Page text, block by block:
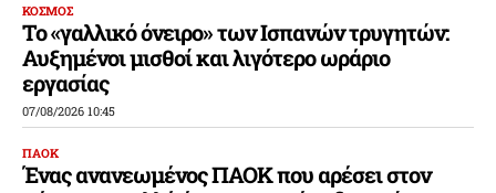
ΚΟΣΜΟΣ
Το «γαλλικό όνειρο» των Ισπανών τρυγητών:
Αυξημένοι μισθοί και λιγότερο ωράριο
εργασίας
07/08/2026 10:45
ΠΑΟΚ
Ένας ανανεωμένος ΠΑΟΚ που αρέσει στον